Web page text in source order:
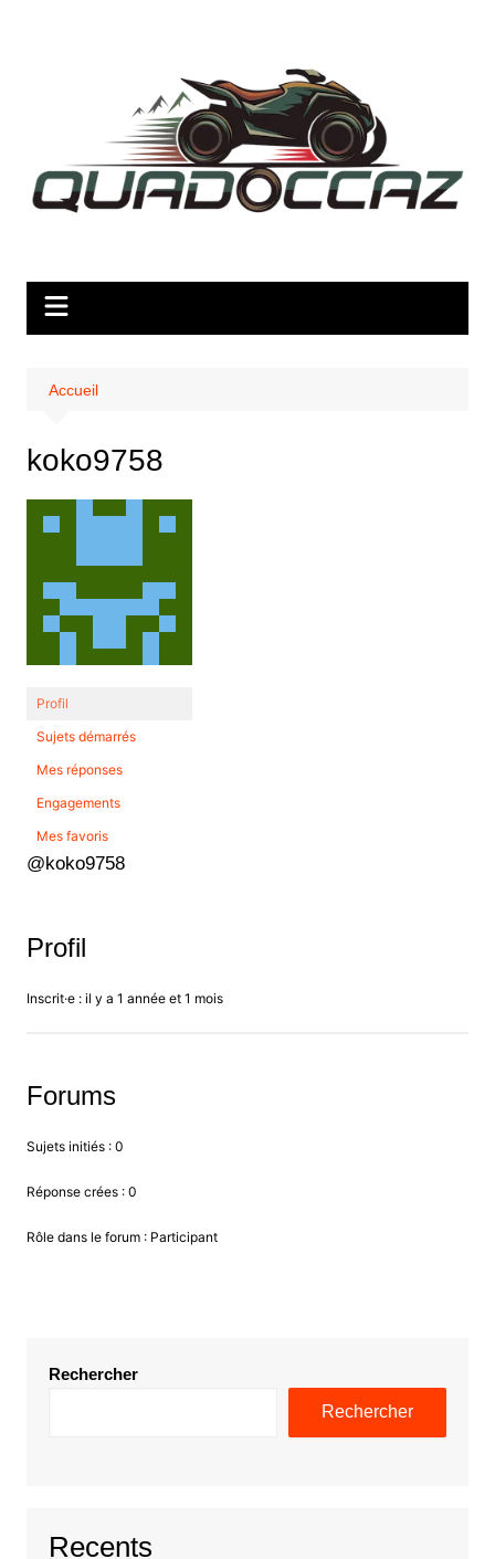
Accueil
koko9758
Profil
Sujets démarrés
Mes réponses
Engagements
Mes favoris
@koko9758
Profil
Inscrit·e : il y a 1 année et 1 mois
Forums
Sujets initiés : 0
Réponse crées : 0
Rôle dans le forum : Participant
Rechercher
Rechercher
Recents